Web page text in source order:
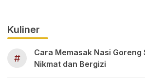
Kuliner
#
Cara Memasak Nasi Goreng
Nikmat dan Bergizi